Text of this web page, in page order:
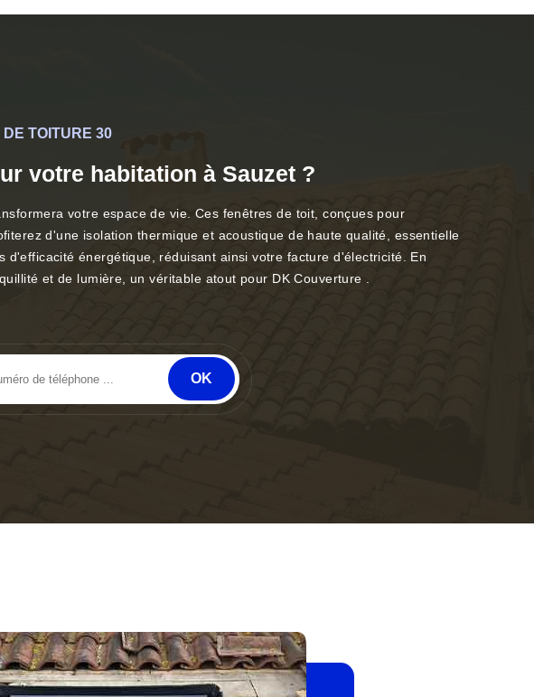
TOITURE 30
votre habitation à Sauzet ?
votre espace de vie. Ces fenêtres de toit, conçues pour
d'une isolation thermique et acoustique de haute qualité, essentielle
énergétique, réduisant ainsi votre facture d'électricité. En
et de lumière, un véritable atout pour DK Couverture .